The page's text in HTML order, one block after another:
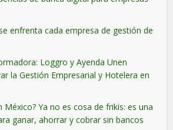
enfrenta cada empresa de gestión de
Loggro y Ayenda Unen
la Gestión Empresarial y Hotelera en
México? Ya no es cosa de frikis: es una
ganar, ahorrar y cobrar sin bancos